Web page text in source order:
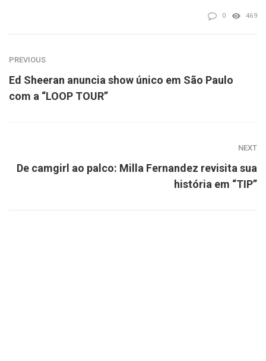
0 469
PREVIOUS
Ed Sheeran anuncia show único em São Paulo
com a “LOOP TOUR”
NEXT
De camgirl ao palco: Milla Fernandez revisita sua
história em “TIP”